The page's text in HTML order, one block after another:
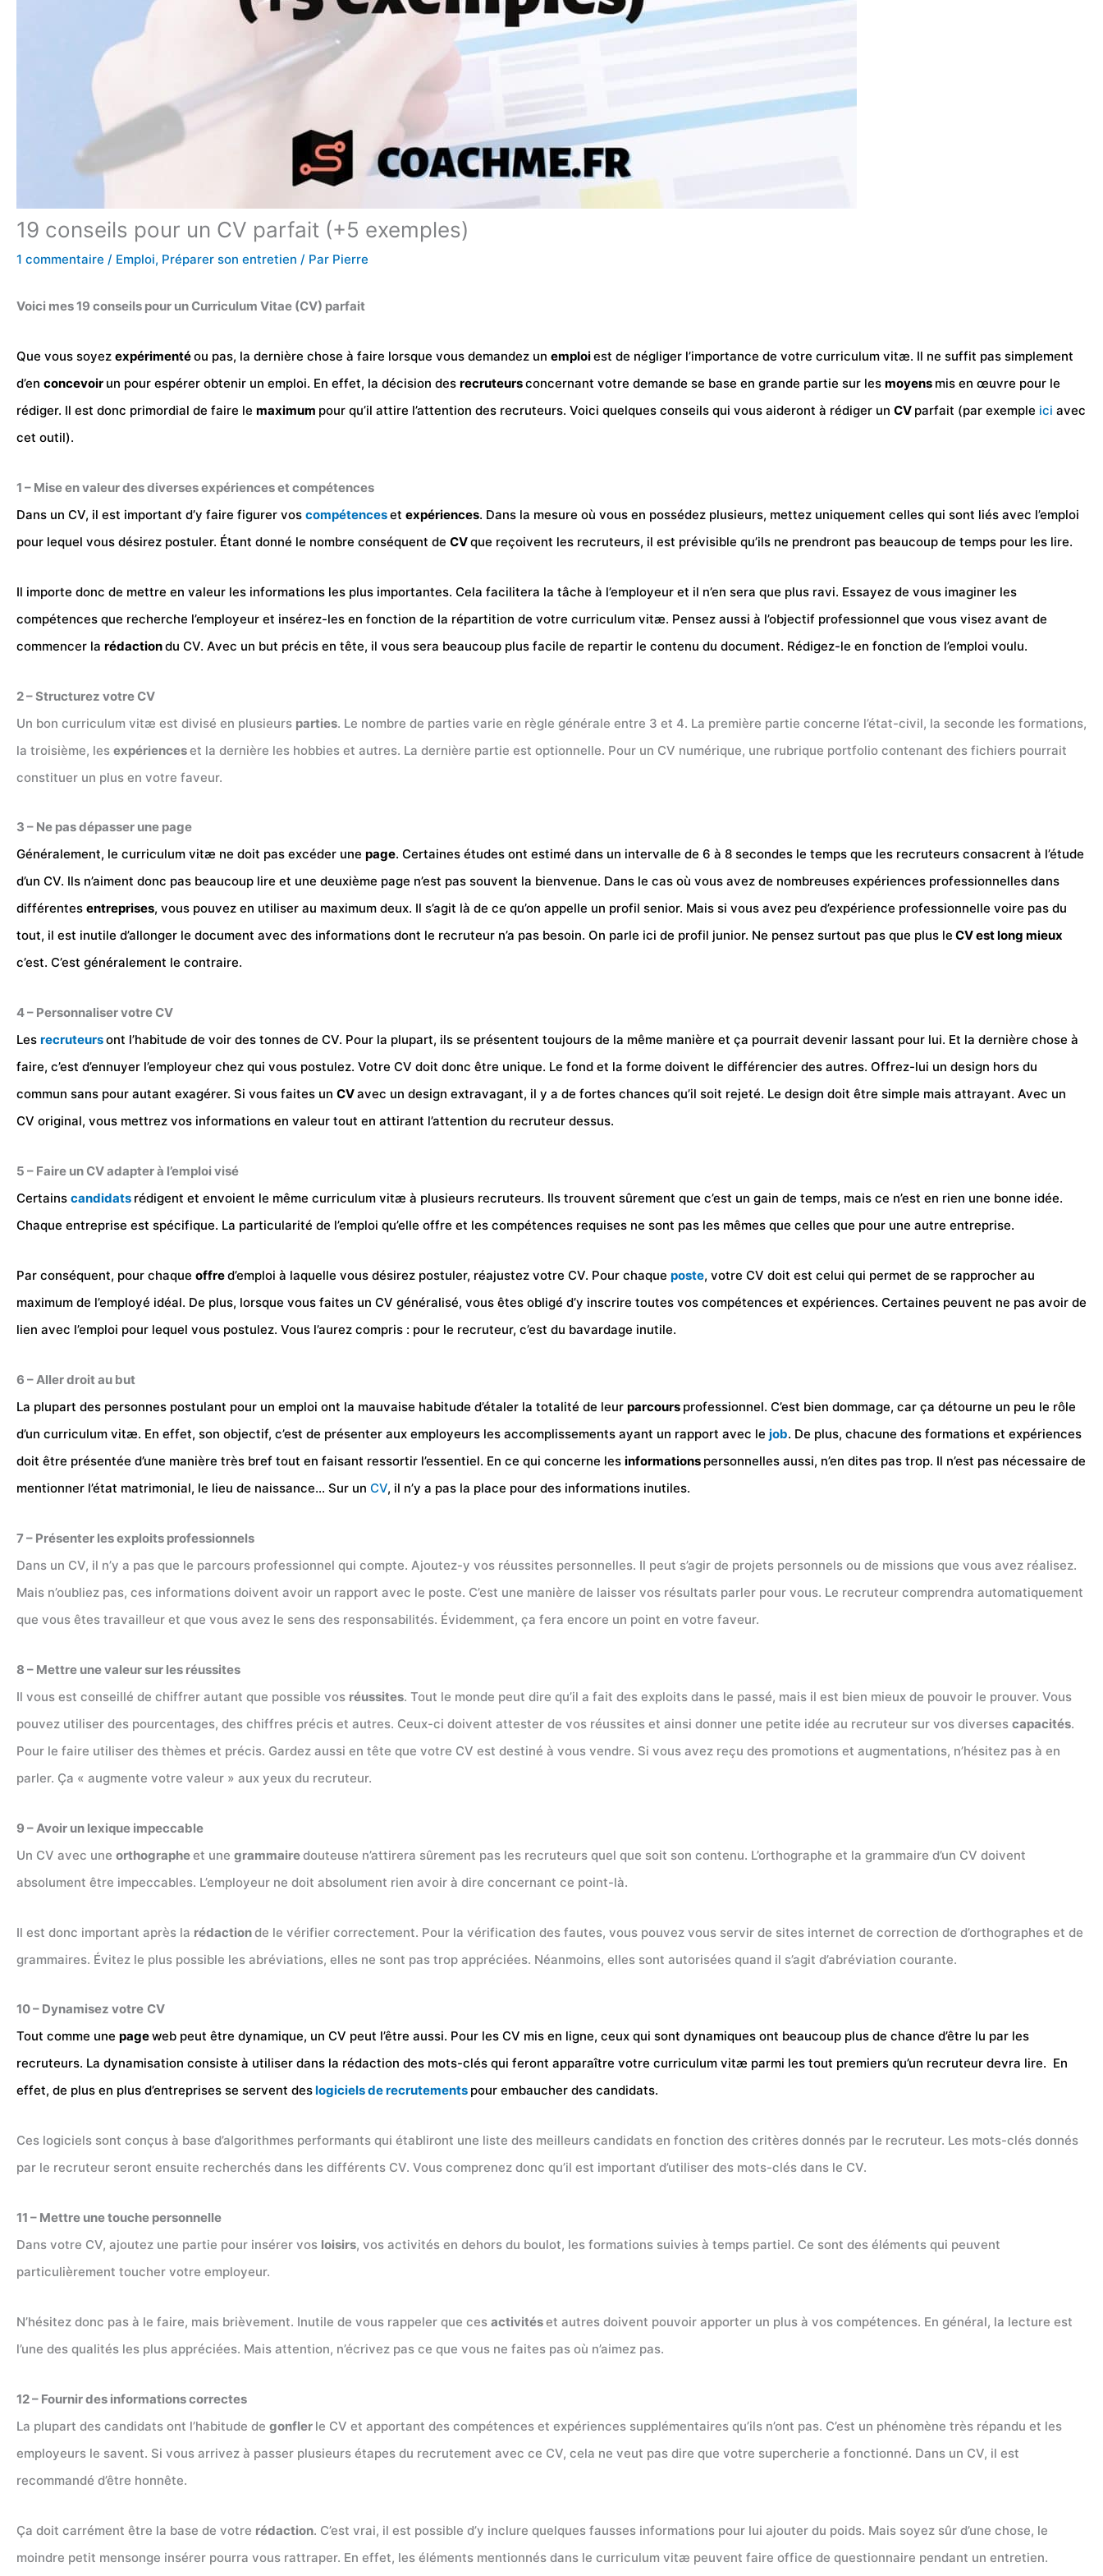
19 conseils pour un CV parfait (+5 exemples)
1 commentaire / Emploi, Préparer son entretien / Par Pierre
Voici mes 19 conseils pour un Curriculum Vitae (CV) parfait
Que vous soyez expérimentéou pas, la dernière chose à faire lorsque vous demandez un emploiest de négliger l’importance de votre curriculum vitæ. Il ne suffit pas simplement
d’en concevoir un pour espérer obtenir un emploi. En effet, la décision des recruteursconcernant votre demande se base en grande partie sur les moyens mis en œuvre pour le
rédiger. Il est donc primordial de faire le maximum pour qu’il attire l’attention des recruteurs. Voici quelques conseils qui vous aideront à rédiger un CV parfait (par exemple ici avec
cet outil).
1 – Mise en valeur des diverses expériences et compétences
Dans un CV, il est important d’y faire figurer vos compétenceset expériences. Dans la mesure où vous en possédez plusieurs, mettez uniquement celles qui sont liés avec l’emploi
pour lequel vous désirez postuler. Étant donné le nombre conséquent de CVque reçoivent les recruteurs, il est prévisible qu’ils ne prendront pas beaucoup de temps pour les lire.
Il importe donc de mettre en valeur les informations les plus importantes. Cela facilitera la tâche à l’employeur et il n’en sera que plus ravi. Essayez de vous imaginer les
compétences que recherche l’employeur et insérez-les en fonction de la répartition de votre curriculum vitæ. Pensez aussi à l’objectif professionnel que vous visez avant de
commencer la rédactiondu CV. Avec un but précis en tête, il vous sera beaucoup plus facile de repartir le contenu du document. Rédigez-le en fonction de l’emploi voulu.
2 – Structurez votre CV
Un bon curriculum vitæ est divisé en plusieurs parties. Le nombre de parties varie en règle générale entre 3 et 4. La première partie concerne l’état-civil, la seconde les formations,
la troisième, les expérienceset la dernière les hobbies et autres. La dernière partie est optionnelle. Pour un CV numérique, une rubrique portfolio contenant des fichiers pourrait
constituer un plus en votre faveur.
3 – Ne pas dépasser une page
Généralement, le curriculum vitæ ne doit pas excéder une page. Certaines études ont estimé dans un intervalle de 6 à 8 secondes le temps que les recruteurs consacrent à l’étude
d’un CV. Ils n’aiment donc pas beaucoup lire et une deuxième page n’est pas souvent la bienvenue. Dans le cas où vous avez de nombreuses expériences professionnelles dans
différentes entreprises, vous pouvez en utiliser au maximum deux. Il s’agit là de ce qu’on appelle un profil senior. Mais si vous avez peu d’expérience professionnelle voire pas du
tout, il est inutile d’allonger le document avec des informations dont le recruteur n’a pas besoin. On parle ici de profil junior. Ne pensez surtout pas que plus le CV est long mieux
c’est. C’est généralement le contraire.
4 – Personnaliser votre CV
Les recruteursont l’habitude de voir des tonnes de CV. Pour la plupart, ils se présentent toujours de la même manière et ça pourrait devenir lassant pour lui. Et la dernière chose à
faire, c’est d’ennuyer l’employeur chez qui vous postulez. Votre CV doit donc être unique. Le fond et la forme doivent le différencier des autres. Offrez-lui un design hors du
commun sans pour autant exagérer. Si vous faites un CVavec un design extravagant, il y a de fortes chances qu’il soit rejeté. Le design doit être simple mais attrayant. Avec un
CV original, vous mettrez vos informations en valeur tout en attirant l’attention du recruteur dessus.
5 – Faire un CV adapter à l’emploi visé
Certains candidats rédigent et envoient le même curriculum vitæ à plusieurs recruteurs. Ils trouvent sûrement que c’est un gain de temps, mais ce n’est en rien une bonne idée.
Chaque entreprise est spécifique. La particularité de l’emploi qu’elle offre et les compétences requises ne sont pas les mêmes que celles que pour une autre entreprise.
Par conséquent, pour chaque offred’emploi à laquelle vous désirez postuler, réajustez votre CV. Pour chaque poste, votre CV doit est celui qui permet de se rapprocher au
maximum de l’employé idéal. De plus, lorsque vous faites un CV généralisé, vous êtes obligé d’y inscrire toutes vos compétences et expériences. Certaines peuvent ne pas avoir de
lien avec l’emploi pour lequel vous postulez. Vous l’aurez compris : pour le recruteur, c’est du bavardage inutile.
6 – Aller droit au but
La plupart des personnes postulant pour un emploi ont la mauvaise habitude d’étaler la totalité de leur parcours professionnel. C’est bien dommage, car ça détourne un peu le rôle
d’un curriculum vitæ. En effet, son objectif, c’est de présenter aux employeurs les accomplissements ayant un rapport avec le job. De plus, chacune des formations et expériences
doit être présentée d’une manière très bref tout en faisant ressortir l’essentiel. En ce qui concerne les informations personnelles aussi, n’en dites pas trop. Il n’est pas nécessaire de
mentionner l’état matrimonial, le lieu de naissance… Sur un CV, il n’y a pas la place pour des informations inutiles.
7 – Présenter les exploits professionnels
Dans un CV, il n’y a pas que le parcours professionnel qui compte. Ajoutez-y vos réussites personnelles. Il peut s’agir de projets personnels ou de missions que vous avez réalisez.
Mais n’oubliez pas, ces informations doivent avoir un rapport avec le poste. C’est une manière de laisser vos résultats parler pour vous. Le recruteur comprendra automatiquement
que vous êtes travailleur et que vous avez le sens des responsabilités. Évidemment, ça fera encore un point en votre faveur.
8 – Mettre une valeur sur les réussites
Il vous est conseillé de chiffrer autant que possible vos réussites. Tout le monde peut dire qu’il a fait des exploits dans le passé, mais il est bien mieux de pouvoir le prouver. Vous
pouvez utiliser des pourcentages, des chiffres précis et autres. Ceux-ci doivent attester de vos réussites et ainsi donner une petite idée au recruteur sur vos diverses capacités.
Pour le faire utiliser des thèmes et précis. Gardez aussi en tête que votre CV est destiné à vous vendre. Si vous avez reçu des promotions et augmentations, n’hésitez pas à en
parler. Ça « augmente votre valeur » aux yeux du recruteur.
9 – Avoir un lexique impeccable
Un CV avec une orthographeet une grammairedouteuse n’attirera sûrement pas les recruteurs quel que soit son contenu. L’orthographe et la grammaire d’un CV doivent
absolument être impeccables. L’employeur ne doit absolument rien avoir à dire concernant ce point-là.
Il est donc important après la rédactionde le vérifier correctement. Pour la vérification des fautes, vous pouvez vous servir de sites internet de correction de d’orthographes et de
grammaires. Évitez le plus possible les abréviations, elles ne sont pas trop appréciées. Néanmoins, elles sont autorisées quand il s’agit d’abréviation courante.
10 – Dynamisez votre CV
Tout comme une pageweb peut être dynamique, un CV peut l’être aussi. Pour les CV mis en ligne, ceux qui sont dynamiques ont beaucoup plus de chance d’être lu par les
recruteurs. La dynamisation consiste à utiliser dans la rédaction des mots-clés qui feront apparaître votre curriculum vitæ parmi les tout premiers qu’un recruteur devra lire. En
effet, de plus en plus d’entreprises se servent deslogiciels de recrutements pour embaucher des candidats.
Ces logiciels sont conçus à base d’algorithmes performants qui établiront une liste des meilleurs candidats en fonction des critères donnés par le recruteur. Les mots-clés donnés
par le recruteur seront ensuite recherchés dans les différents CV. Vous comprenez donc qu’il est important d’utiliser des mots-clés dans le CV.
11 – Mettre une touche personnelle
Dans votre CV, ajoutez une partie pour insérer vos loisirs, vos activités en dehors du boulot, les formations suivies à temps partiel. Ce sont des éléments qui peuvent
particulièrement toucher votre employeur.
N’hésitez donc pas à le faire, mais brièvement. Inutile de vous rappeler que ces activitéset autres doivent pouvoir apporter un plus à vos compétences. En général, la lecture est
l’une des qualités les plus appréciées. Mais attention, n’écrivez pas ce que vous ne faites pas où n’aimez pas.
12 – Fournir des informations correctes
La plupart des candidats ont l’habitude de gonfler le CV et apportant des compétences et expériences supplémentaires qu’ils n’ont pas. C’est un phénomène très répandu et les
employeurs le savent. Si vous arrivez à passer plusieurs étapes du recrutement avec ce CV, cela ne veut pas dire que votre supercherie a fonctionné. Dans un CV, il est
recommandé d’être honnête.
Ça doit carrément être la base de votre rédaction. C’est vrai, il est possible d’y inclure quelques fausses informations pour lui ajouter du poids. Mais soyez sûr d’une chose, le
moindre petit mensonge insérer pourra vous rattraper. En effet, les éléments mentionnés dans le curriculum vitæ peuvent faire office de questionnaire pendant un entretien.